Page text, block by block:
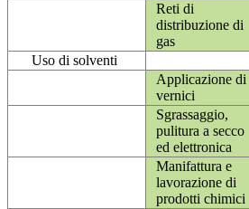
Reti di
distribuzione di
gas
Uso di solventi
Applicazione di
vernici
Sgrassaggio,
pulitura a secco
ed elettronica
Manifattura e
lavorazione di
prodotti chimici